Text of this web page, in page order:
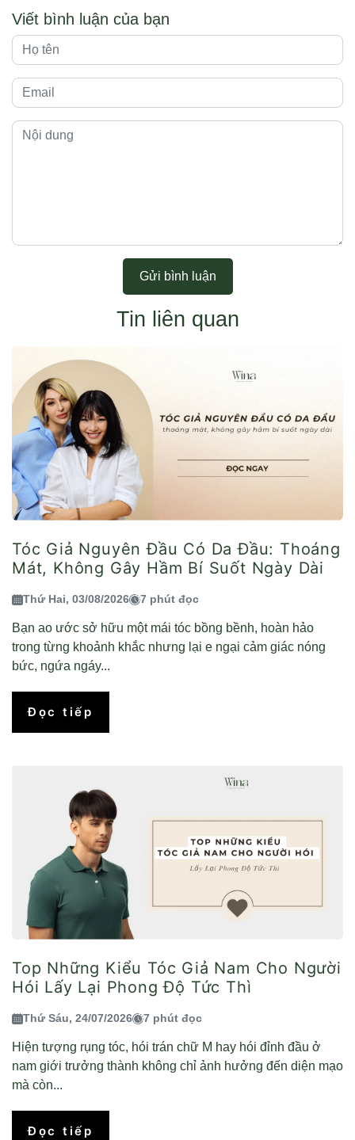
Viết bình luận của bạn
Gửi bình luận
Tin liên quan
Tóc Giả Nguyên Đầu Có Da Đầu: Thoáng
Mát, Không Gây Hầm Bí Suốt Ngày Dài
Thứ Hai, 03/08/2026 7 phút đọc
Bạn ao ước sở hữu một mái tóc bồng bềnh, hoàn hảo
trong từng khoảnh khắc nhưng lại e ngại cảm giác nóng
bức, ngứa ngáy...
Đọc tiếp
Top Những Kiểu Tóc Giả Nam Cho Người
Hói Lấy Lại Phong Độ Tức Thì
Thứ Sáu, 24/07/2026 7 phút đọc
Hiện tượng rụng tóc, hói trán chữ M hay hói đỉnh đầu ở
nam giới trưởng thành không chỉ ảnh hưởng đến diện mạo
mà còn...
Đọc tiếp